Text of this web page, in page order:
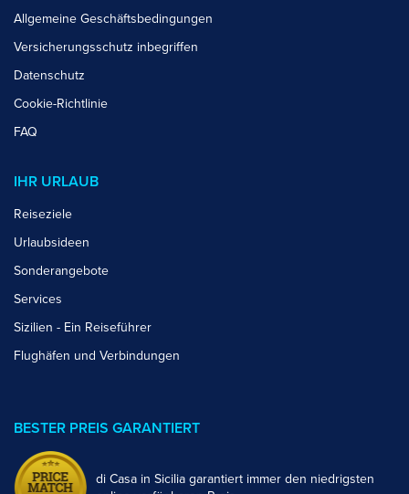
Allgemeine Geschäftsbedingungen
Versicherungsschutz inbegriffen
Datenschutz
Cookie-Richtlinie
FAQ
IHR URLAUB
Reiseziele
Urlaubsideen
Sonderangebote
Services
Sizilien - Ein Reiseführer
Flughäfen und Verbindungen
BESTER PREIS GARANTIERT
di Casa in Sicilia garantiert immer den niedrigsten